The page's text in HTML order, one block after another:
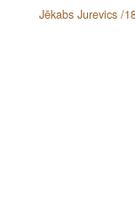
Jēkabs Jurevics /